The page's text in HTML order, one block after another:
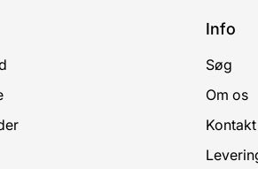
Info
Søg
Om os
Kontakt